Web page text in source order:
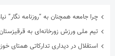
در نکوداشت مردی از تبار فتوت